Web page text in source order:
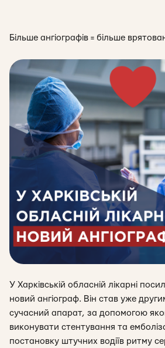
Більше ангіографів = більше
У Харківській обласній лікарні
новий ангіограф. Він став уже
сучасний апарат, за допомогою
виконувати стентування та
постановку штучних водіїв ритму